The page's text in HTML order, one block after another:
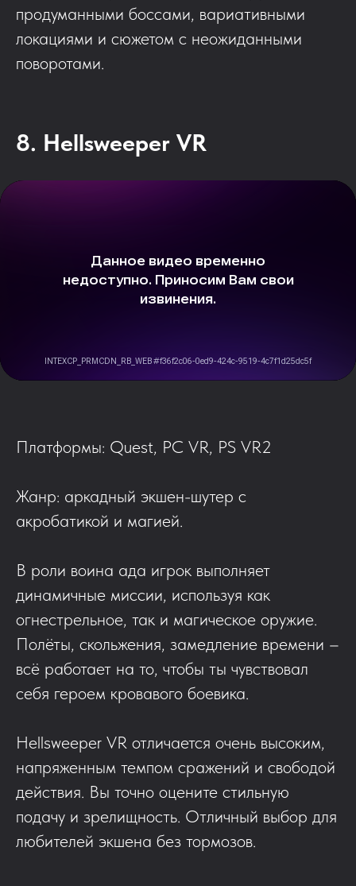
продуманными боссами, вариативными
локациями и сюжетом с неожиданными
поворотами.
8. Hellsweeper VR
Платформы: Quest, PC VR, PS VR2
Жанр: аркадный экшен-шутер с
акробатикой и магией.
В роли воина ада игрок выполняет
динамичные миссии, используя как
огнестрельное, так и магическое оружие.
Полёты, скольжения, замедление времени –
всё работает на то, чтобы ты чувствовал
себя героем кровавого боевика.
Hellsweeper VR отличается очень высоким,
напряженным темпом сражений и свободой
действия. Вы точно оцените стильную
подачу и зрелищность. Отличный выбор для
любителей экшена без тормозов.